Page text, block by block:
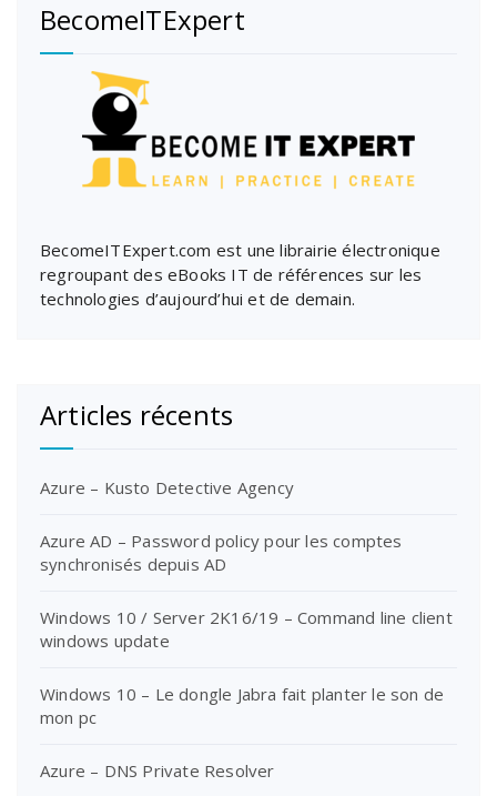
BecomeITExpert
BecomeITExpert.com est une librairie électronique
regroupant des eBooks IT de références sur les
technologies d’aujourd’hui et de demain.
Articles récents
Azure – Kusto Detective Agency
Azure AD – Password policy pour les comptes
synchronisés depuis AD
Windows 10 / Server 2K16/19 – Command line client
windows update
Windows 10 – Le dongle Jabra fait planter le son de
mon pc
Azure – DNS Private Resolver